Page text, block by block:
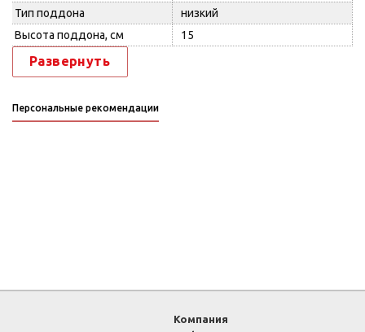
Тип поддона
низкий
Высота поддона, см
15
Развернуть
Персональные рекомендации
Компания